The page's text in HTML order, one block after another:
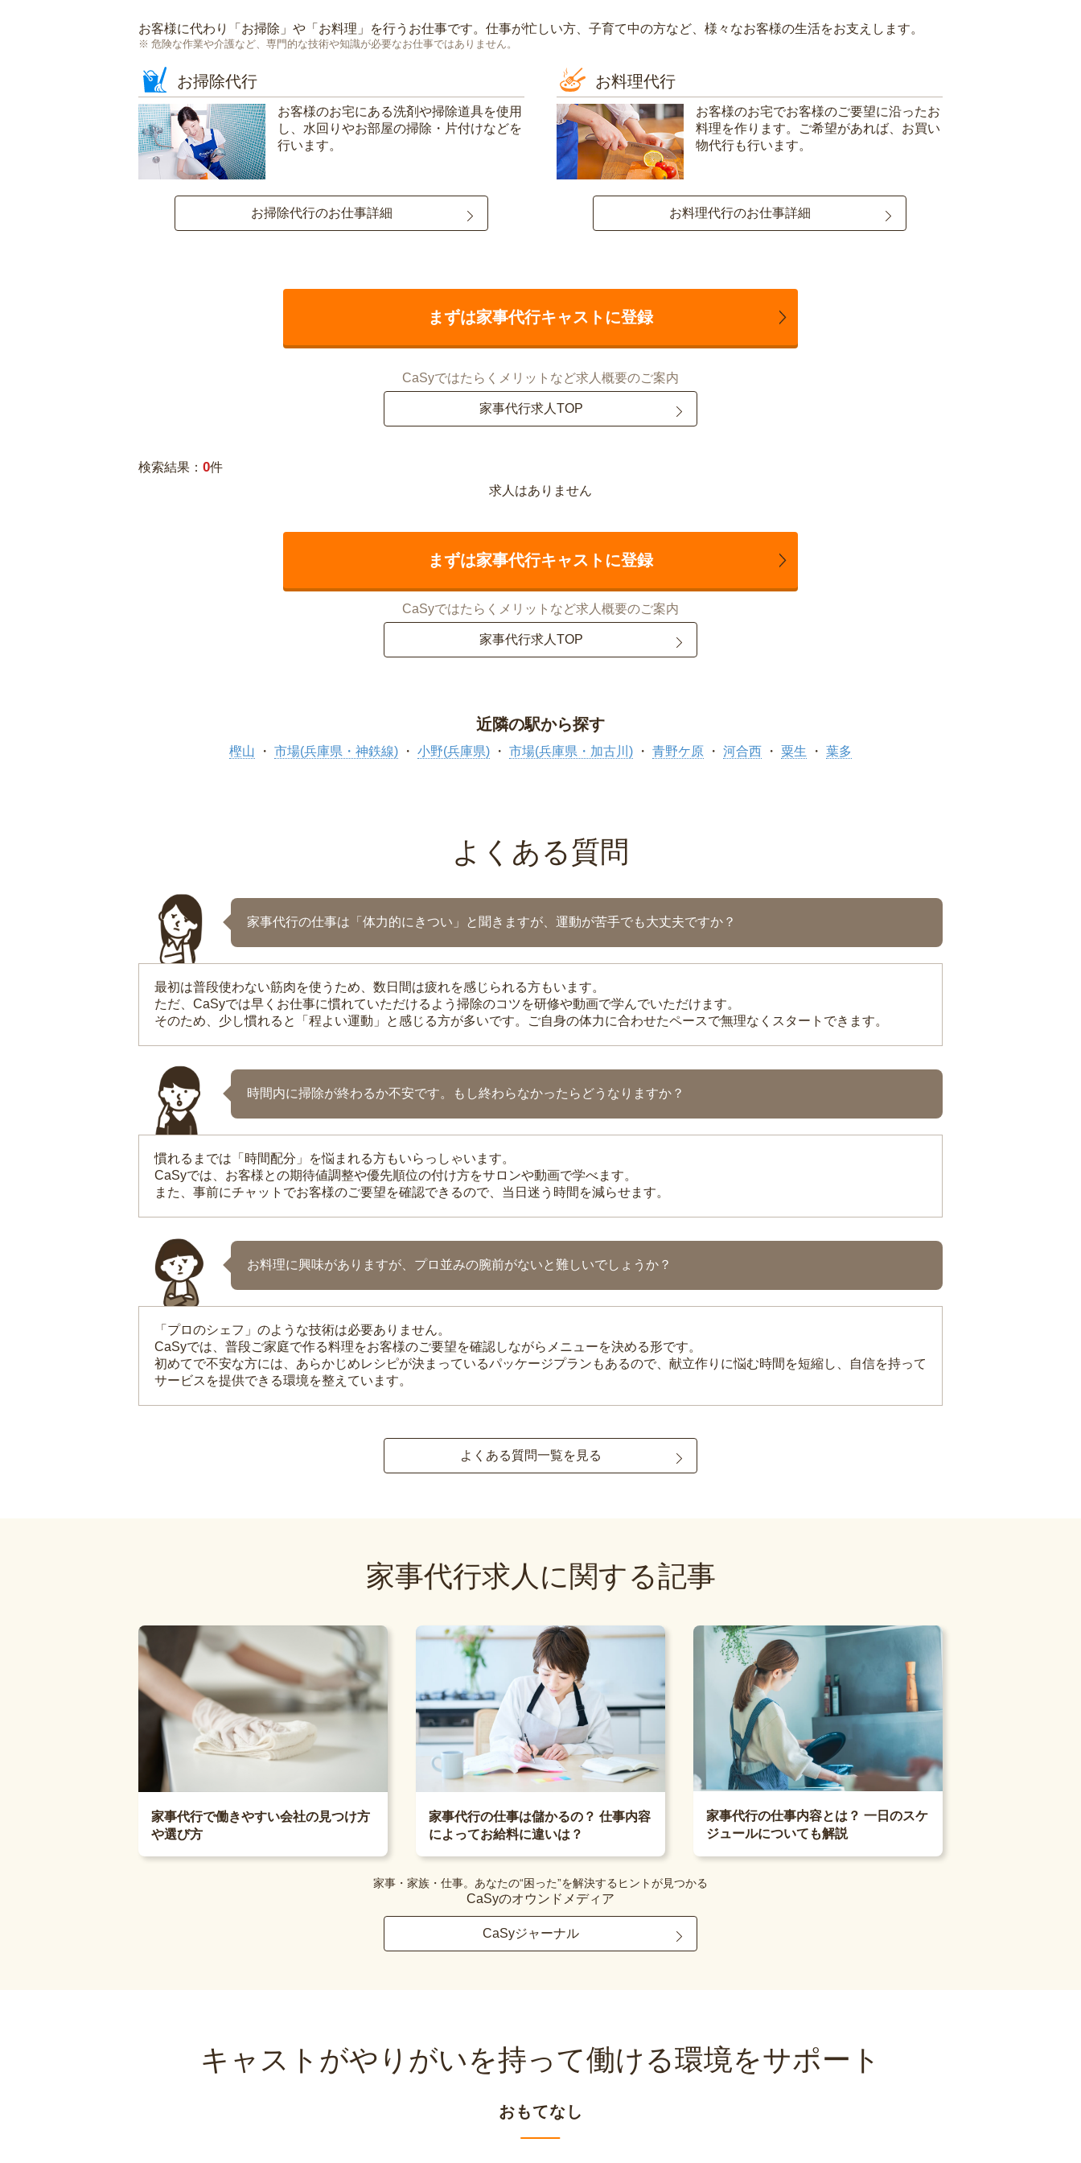
お客様に代わり「 お掃除 」や「 お料理 」を行うお仕事です。仕事が忙しい方、子育て中の方など、様々なお客様の生活をお支えします。
危険な作業や介護など、専門的な技術や知識が必要なお仕事ではありません。
お掃除代行
お客様のお宅にある洗剤や掃除道具を使用
し、水回りやお部屋の掃除・片付けなどを
行います。
お掃除代行のお仕事詳細
お料理代行
お客様のお宅でお客様のご要望に沿ったお
料理を作ります。ご希望があれば、お買い
物代行も行います。
お料理代行のお仕事詳細
まずは家事代行キャストに登録
CaSyではたらくメリットなど求人概要のご案内
家事代行求人TOP
検索結果： 0件
求人はありません
まずは家事代行キャストに登録
CaSyではたらくメリットなど求人概要のご案内
家事代行求人TOP
近隣の駅から探す
樫山 市場(兵庫県・神鉄線) 小野(兵庫県) 市場(兵庫県・加古川) 青野ケ原 河合西 粟生 葉多
よくある質問
家事代行の仕事は「体力的にきつい」と聞きますが、運動が苦手でも大丈夫ですか？
最初は普段使わない筋肉を使うため、数日間は疲れを感じられる方もいます。
ただ、CaSyでは早くお仕事に慣れていただけるよう掃除のコツを研修や動画で学んでいただけます。
そのため、少し慣れると「程よい運動」と感じる方が多いです。ご自身の体力に合わせたペースで無理なくスタートできます。
時間内に掃除が終わるか不安です。もし終わらなかったらどうなりますか？
慣れるまでは「時間配分」を悩まれる方もいらっしゃいます。
CaSyでは、お客様との期待値調整や優先順位の付け方をサロンや動画で学べます。
また、事前にチャットでお客様のご要望を確認できるので、当日迷う時間を減らせます。
お料理に興味がありますが、プロ並みの腕前がないと難しいでしょうか？
「プロのシェフ」のような技術は必要ありません。
CaSyでは、普段ご家庭で作る料理をお客様のご要望を確認しながらメニューを決める形です。
初めてで不安な方には、あらかじめレシピが決まっているパッケージプランもあるので、献立作りに悩む時間を短縮し、自信を持って
サービスを提供できる環境を整えています。
よくある質問一覧を見る
家事代行求人に関する記事
家事代行で働きやすい会社の見つけ方
や選び方
家事代行の仕事は儲かるの？ 仕事内容
によってお給料に違いは？
家事代行の仕事内容とは？ 一日のスケ
ジュールについても解説
家事・家族・仕事。あなたの“困った”を解決するヒントが見つかる
CaSyのオウンドメディア
CaSyジャーナル
キャストがやりがいを持って働ける環境をサポート
おもてなし